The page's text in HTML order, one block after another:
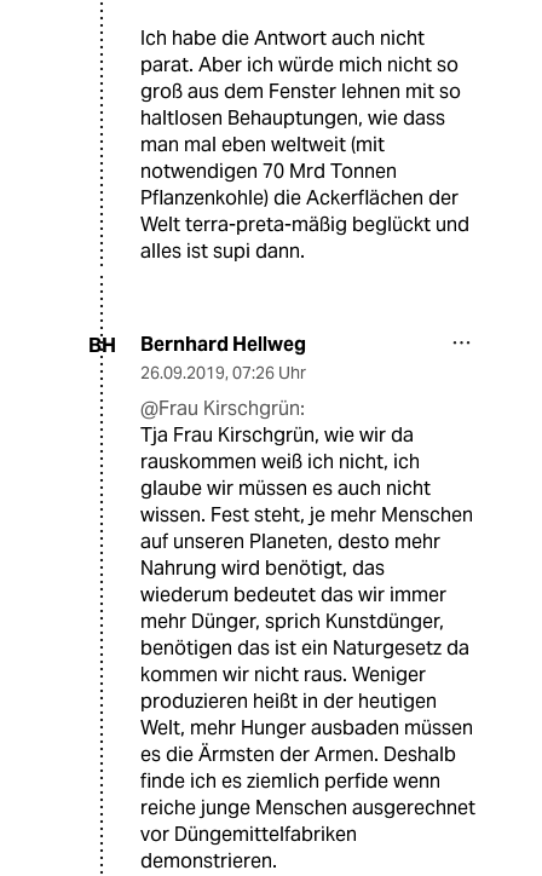
Ich habe die Antwort auch nicht
parat. Aber ich würde mich nicht so
groß aus dem Fenster lehnen mit so
haltlosen Behauptungen, wie dass
man mal eben weltweit (mit
notwendigen 70 Mrd Tonnen
Pflanzenkohle) die Ackerflächen der
Welt terra-preta-mäßig beglückt und
alles ist supi dann.
BH Bernhard Hellweg
26.09.2019, 07:26 Uhr
@Frau Kirschgrün:
Tja Frau Kirschgrün, wie wir da
rauskommen weiß ich nicht, ich
glaube wir müssen es auch nicht
wissen. Fest steht, je mehr Menschen
auf unseren Planeten, desto mehr
Nahrung wird benötigt, das
wiederum bedeutet das wir immer
mehr Dünger, sprich Kunstdünger,
benötigen das ist ein Naturgesetz da
kommen wir nicht raus. Weniger
produzieren heißt in der heutigen
Welt, mehr Hunger ausbaden müssen
es die Ärmsten der Armen. Deshalb
finde ich es ziemlich perfide wenn
reiche junge Menschen ausgerechnet
vor Düngemittelfabriken
demonstrieren.